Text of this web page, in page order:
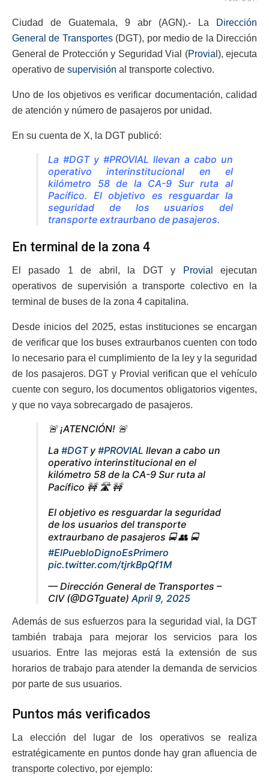
Ciudad de Guatemala, 9 abr (AGN).- La Dirección
General de Transportes(DGT), por medio de la Dirección
General de Protección y Seguridad Vial (Provia l), ejecuta
operativo de supervisión al transporte colectivo.
Uno de los objetivos es verificar documentación, calidad
de atención y número de pasajeros por unidad.
En su cuenta de X, la DGT publicó:
La #DGTy #PROVIAL llevan a cabo un
operativo interinstitucional en el
kilómetro 58 de la CA-9 Sur ruta al
Pacífico. El objetivo es resguardar la
seguridad de los usuarios del
transporte extraurbano de pasajeros.
En terminal de la zona 4
El pasado 1 de abril, la DGT y Provia l ejecutan
operativos de supervisión a transporte colectivo en la
terminal de buses de la zona 4 capitalina.
Desde inicios del 2025, estas instituciones se encargan
de verificar que los buses extraurbanos cuenten con todo
lo necesario para el cumplimiento de la ley y la seguridad
de los pasajeros. DGT y Provial verifican que el vehículo
cuente con seguro, los documentos obligatorios vigentes,
y que no vaya sobrecargado de pasajeros.
🚨 ¡ATENCIÓN! 🚨
La #DGTy #PROVIAL llevan a cabo un
operativo interinstitucional en el
kilómetro 58 de la CA-9 Sur ruta al
Pacífico 🚧 🛣️ 🚧
El objetivo es resguardar la seguridad
de los usuarios del transporte
extraurbano de pasajeros 🚍 👥 🚍
#ElPuebloDignoEsPrimero
pic.twitter.com/tjrkBpQf1M
— Dirección General de Transportes –
CIV (@DGTguate)April 9, 2025
Además de sus esfuerzos para la seguridad vial, la DGT
también trabaja para mejorar los servicios para los
usuarios. Entre las mejoras está la extensión de sus
horarios de trabajo para atender la demanda de servicios
por parte de sus usuarios.
Puntos más verificados
La elección del lugar de los operativos se realiza
estratégicamente en puntos donde hay gran afluencia de
transporte colectivo, por ejemplo: